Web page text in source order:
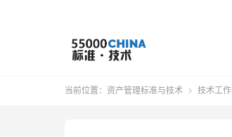
当前位置： 资产管理标准与技术  技术工作